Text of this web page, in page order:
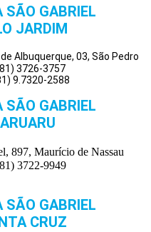
SÃO GABRIEL
JARDIM
Albuquerque, 03, São Pedro
3726-3757
9.7320-2588
SÃO GABRIEL
897, Maurício de Nassau
3722-9949
SÃO GABRIEL
CRUZ